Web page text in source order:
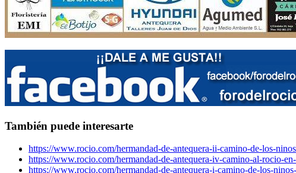
También puede interesarte
https://www.rocio.com/hermandad-de-antequera-ii-camino-de-los-
https://www.rocio.com/hermandad-de-antequera-iv-camino-al-rocio-
https://www.rocio.com/hermandad-de-antequera-i-camino-de-los-